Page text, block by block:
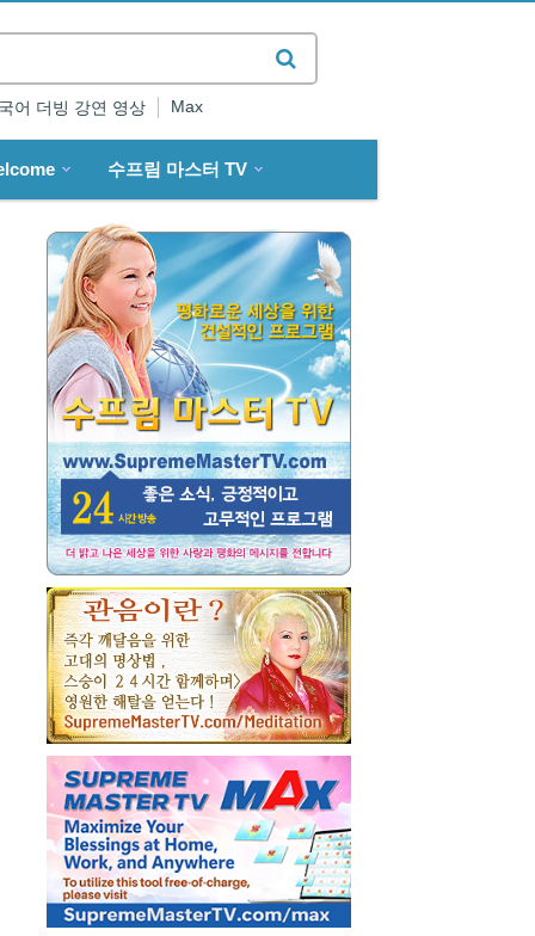
어 더빙 강연 영상 Max
수프림 마스터 TV